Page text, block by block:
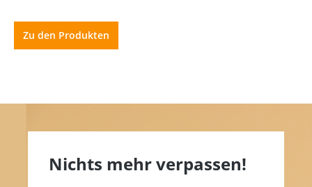
Zu den Produkten
Nichts mehr verpassen!